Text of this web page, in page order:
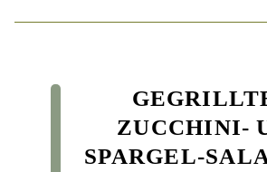
ZUCCHINI-
SPARGEL-